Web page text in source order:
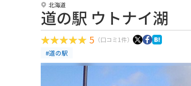
北海道
道の駅 ウトナイ湖
5 （口コミ1件）
#道の駅